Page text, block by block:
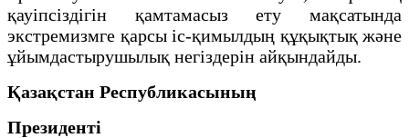
қауiпсiздігін қамтамасыз ету мақсатында
экстремизмге қарсы iс-қимылдың құқықтық және
ұйымдастырушылық негiздерiн айқындайды.
Қазақстан Республикасының
Президенті